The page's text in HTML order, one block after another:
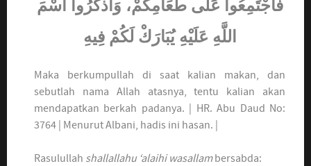
فَاجْتَمِعُوا عَلَى طَعَامِكُمْ، وَاذْكُرُوا اسْمَ
اللَّهِ عَلَيْهِ يُبَارَكْ لَكُمْ فِيهِ
Maka berkumpullah di saat kalian makan, dan
sebutlah nama Allah atasnya, tentu kalian akan
mendapatkan berkah padanya. | HR. Abu Daud No:
3764 | Menurut Albani, hadis ini hasan. |
Rasulullah shallallahu ‘alaihi wasallambersabda: